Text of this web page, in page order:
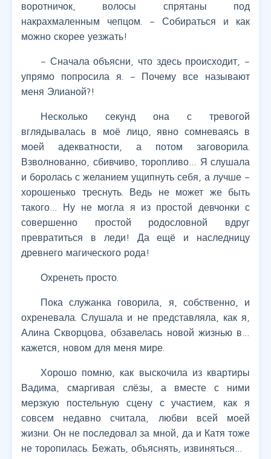
воротничок, волосы спрятаны под
накрахмаленным чепцом. – Собираться и как
можно скорее уезжать!
– Сначала объясни, что здесь происходит, –
упрямо попросила я. – Почему все называют
меня Элианой?!
Несколько секунд она с тревогой
вглядывалась в моё лицо, явно сомневаясь в
моей адекватности, а потом заговорила.
Взволнованно, сбивчиво, торопливо… Я слушала
и боролась с желанием ущипнуть себя, а лучше –
хорошенько треснуть. Ведь не может же быть
такого… Ну не могла я из простой девчонки с
совершенно простой родословной вдруг
превратиться в леди! Да ещё и наследницу
древнего магического рода!
Охренеть просто.
Пока служанка говорила, я, собственно, и
охреневала. Слушала и не представляла, как я,
Алина Скворцова, обзавелась новой жизнью в…
кажется, новом для меня мире.
Хорошо помню, как выскочила из квартиры
Вадима, смаргивая слёзы, а вместе с ними
мерзкую постельную сцену с участием, как я
совсем недавно считала, любви всей моей
жизни. Он не последовал за мной, да и Катя тоже
не торопилась. Бежать, объяснять, извиняться…